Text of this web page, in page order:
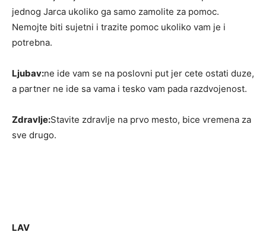
jednog Jarca ukoliko ga samo zamolite za pomoc.
Nemojte biti sujetni i trazite pomoc ukoliko vam je i
potrebna.
Ljubav:ne ide vam se na poslovni put jer cete ostati duze,
a partner ne ide sa vama i tesko vam pada razdvojenost.
Zdravlje:Stavite zdravlje na prvo mesto, bice vremena za
sve drugo.
LAV